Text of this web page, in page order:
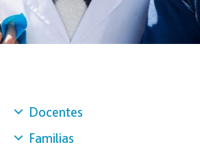
Docentes
Familias